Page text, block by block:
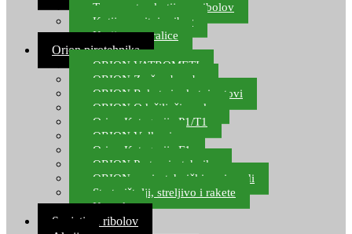
Transportne kutije za ribolov
Kutije za sitni pribor
Kutije za varalice
Orion pirotehnika
ORION VATROMETI
ORION Zračne bombe
ORION Rakete i raketni setovi
ORION Odašiljači zvuka
Orion Kategorija P1/T1
ORION Vulkani
Orion Kategorija F1
ORION Party pirotehnika
ORION nepirotehnički proizvodi
Start pištolji, streljivo i rakete
Kontakt
Savjeti za ribolov